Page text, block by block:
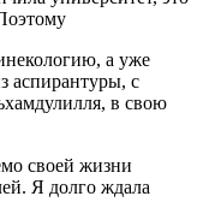
а уже
аспирантуры, с
в свою
своей жизни
Я долго ждала